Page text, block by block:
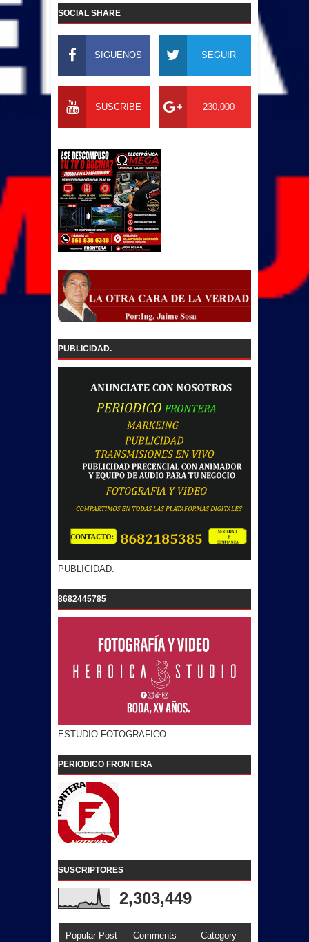
SOCIAL SHARE
SIGUENOS SEGUIR
SUSCRIBE 230,000
PUBLICIDAD.
PUBLICIDAD.
8682445785
ESTUDIO FOTOGRAFICO
PERIODICO FRONTERA
SUSCRIPTORES
2,303,449
Popular Post Comments Category